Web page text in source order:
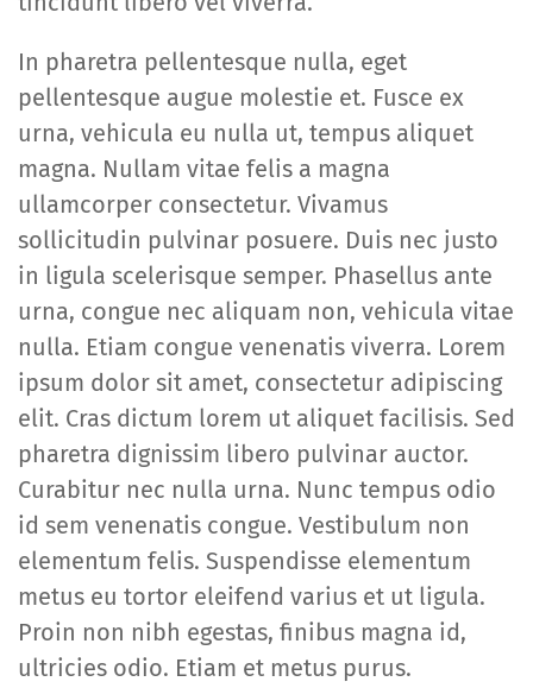
In pharetra pellentesque nulla, eget
pellentesque augue molestie et. Fusce ex
urna, vehicula eu nulla ut, tempus aliquet
magna. Nullam vitae felis a magna
ullamcorper consectetur. Vivamus
sollicitudin pulvinar posuere. Duis nec justo
in ligula scelerisque semper. Phasellus ante
urna, congue nec aliquam non, vehicula vitae
nulla. Etiam congue venenatis viverra. Lorem
ipsum dolor sit amet, consectetur adipiscing
elit. Cras dictum lorem ut aliquet facilisis. Sed
pharetra dignissim libero pulvinar auctor.
Curabitur nec nulla urna. Nunc tempus odio
id sem venenatis congue. Vestibulum non
elementum felis. Suspendisse elementum
metus eu tortor eleifend varius et ut ligula.
Proin non nibh egestas, finibus magna id,
ultricies odio. Etiam et metus purus.